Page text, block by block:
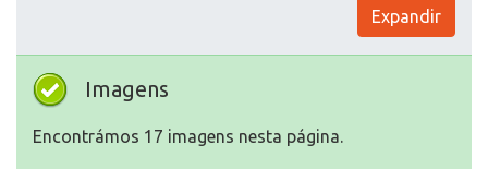
Expandir
Imagens
Encontrámos 17 imagens nesta página.